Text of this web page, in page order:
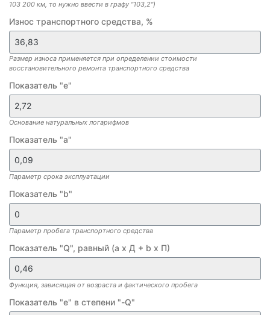
103 200 км, то нужно ввести в графу "103,2")
Износ транспортного средства, %
Размер износа применяется при определении стоимости
восстановительного ремонта транспортного средства
Показатель "е"
Основание натуральных логарифмов
Показатель "a"
Параметр срока эксплуатации
Показатель "b"
Параметр пробега транспортного средства
Показатель "Q", равный (а х Д + b х П)
Функция, зависящая от возраста и фактического пробега
Показатель "e" в степени "-Q"